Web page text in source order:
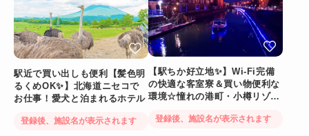
駅近で買い出しも便利【髪色明
るくめOK✨】北海道ニセコで
お仕事！愛犬と泊まれるホテル
登録後、施設名が表示されます
【駅ちか好立地✨】Wi-Fi完備
の快適な客室寮＆買い物便利な
環境☆憧れの港町・小樽リゾー
登録後、施設名が表示されます